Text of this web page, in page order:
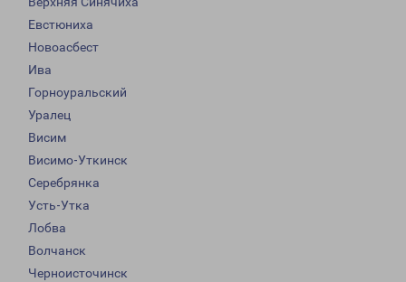
Евстюниха
Новоасбест
Ива
Горноуральский
Уралец
Висим
Висимо-Уткинск
Серебрянка
Усть-Утка
Лобва
Волчанск
Черноисточинск